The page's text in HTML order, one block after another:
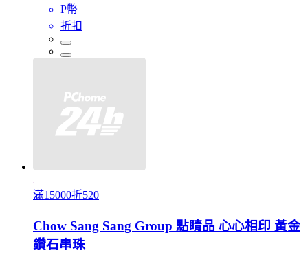
P幣
折扣
滿15000折520
Chow Sang Sang Group 點睛品 心心相印 黃金
鑽石串珠